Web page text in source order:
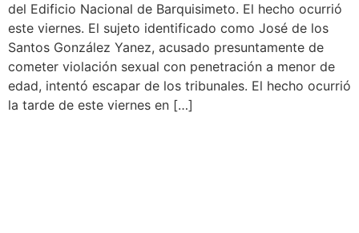
del Edificio Nacional de Barquisimeto. El hecho ocurrió
este viernes. El sujeto identificado como José de los
Santos González Yanez, acusado presuntamente de
cometer violación sexual con penetración a menor de
edad, intentó escapar de los tribunales. El hecho ocurrió
la tarde de este viernes en […]